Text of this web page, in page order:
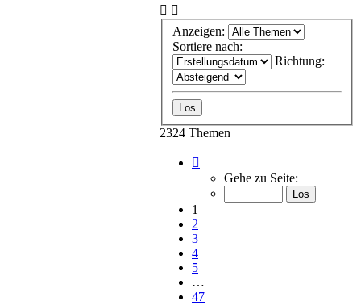
Anzeigen:
Sortiere nach:
Richtung:
2324 Themen
von
Gehe zu Seite:
1
2
3
4
5
…
47